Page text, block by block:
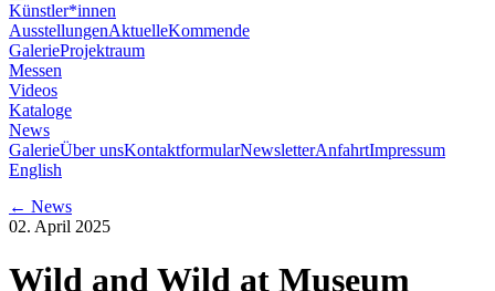
Künstler*innen
AusstellungenAktuelleKommende
GalerieProjektraum
Messen
Videos
Kataloge
News
GalerieÜber unsKontaktformularNewsletterAnfahrtImpressum
English
← News
02. April 2025
Wild and Wild at Museum